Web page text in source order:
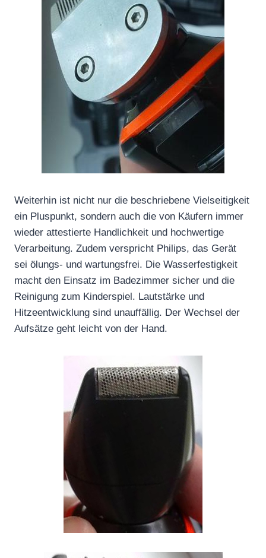
Weiterhin ist nicht nur die beschriebene Vielseitigkeit
ein Pluspunkt, sondern auch die von Käufern immer
wieder attestierte Handlichkeit und hochwertige
Verarbeitung. Zudem verspricht Philips, das Gerät
sei ölungs- und wartungsfrei. Die Wasserfestigkeit
macht den Einsatz im Badezimmer sicher und die
Reinigung zum Kinderspiel. Lautstärke und
Hitzeentwicklung sind unauffällig. Der Wechsel der
Aufsätze geht leicht von der Hand.